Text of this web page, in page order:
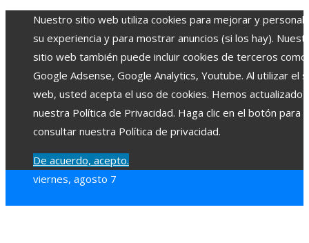
Nuestro sitio web utiliza cookies para mejorar y
su experiencia y para mostrar anuncios (si los hay).
sitio web también puede incluir cookies de terceros como
Google Adsense, Google Analytics, Youtube. Al utilizar el
web, usted acepta el uso de cookies. Hemos actualizado
nuestra Política de Privacidad. Haga clic en el botón para
consultar nuestra Política de privacidad.
De acuerdo, acepto.
viernes, agosto 7